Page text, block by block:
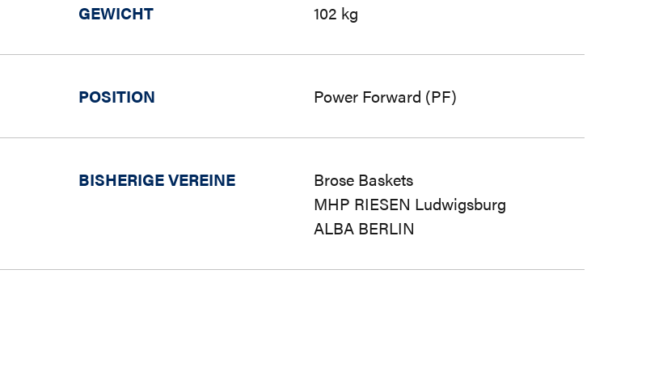
GEWICHT 102 kg
POSITION Power Forward (PF)
BISHERIGE VEREINE
Brose Baskets
MHP RIESEN Ludwigsburg
ALBA BERLIN